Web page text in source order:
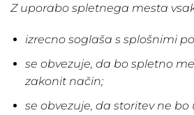
Z uporabo spletnega mesta
izrecno soglaša s splošnimi
se obvezuje, da bo spletno
zakonit način;
se obvezuje, da storitev ne